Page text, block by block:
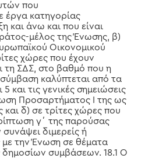
που
έργα κατηγορίας
και άνω και που είναι
μέλος της Ένωσης, β)
Οικονομικού
χώρες που έχουν
τη ΣΔΣ, στο βαθμό που η
καλύπτεται από τα
και τις γενικές σημειώσεις
Προσαρτήματος Ι της ως
δ) σε τρίτες χώρες που
γ΄ της παρούσας
διμερείς ή
την Ένωση σε θέματα
δημοσίων συμβάσεων. 18.1 Ο